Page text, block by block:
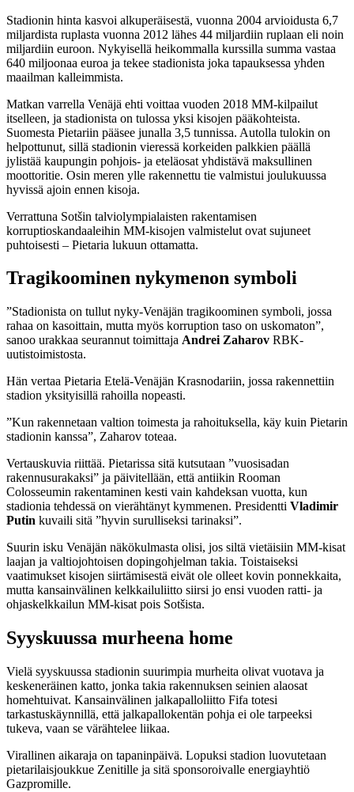
Stadionin hinta kasvoi alkuperäisestä, vuonna 2004 arvioidusta 6,7
miljardista ruplasta vuonna 2012 lähes 44 miljardiin ruplaan eli noin
miljardiin euroon. Nykyisellä heikommalla kurssilla summa vastaa
640 miljoonaa euroa ja tekee stadionista joka tapauksessa yhden
maailman kalleimmista.
Matkan varrella Venäjä ehti voittaa vuoden 2018 MM-kilpailut
itselleen, ja stadionista on tulossa yksi kisojen pääkohteista.
Suomesta Pietariin pääsee junalla 3,5 tunnissa. Autolla tulokin on
helpottunut, sillä stadionin vieressä korkeiden palkkien päällä
jylistää kaupungin pohjois- ja eteläosat yhdistävä maksullinen
moottoritie. Osin meren ylle rakennettu tie valmistui joulukuussa
hyvissä ajoin ennen kisoja.
Verrattuna Sotšin talviolympialaisten rakentamisen
korruptioskandaaleihin MM-kisojen valmistelut ovat sujuneet
puhtoisesti – Pietaria lukuun ottamatta.
Tragikoominen nykymenon symboli
”Stadionista on tullut nyky-Venäjän tragikoominen symboli, jossa
rahaa on kasoittain, mutta myös korruption taso on uskomaton”,
sanoo urakkaa seurannut toimittaja Andrei Zaharov RBK-
uutistoimistosta.
Hän vertaa Pietaria Etelä-Venäjän Krasnodariin, jossa rakennettiin
stadion yksityisillä rahoilla nopeasti.
”Kun rakennetaan valtion toimesta ja rahoituksella, käy kuin Pietarin
stadionin kanssa”, Zaharov toteaa.
Vertauskuvia riittää. Pietarissa sitä kutsutaan ”vuosisadan
rakennusurakaksi” ja päivitellään, että antiikin Rooman
Colosseumin rakentaminen kesti vain kahdeksan vuotta, kun
stadionia tehdessä on vierähtänyt kymmenen. Presidentti Vladimir
Putin kuvaili sitä ”hyvin surulliseksi tarinaksi”.
Suurin isku Venäjän näkökulmasta olisi, jos siltä vietäisiin MM-kisat
laajan ja valtiojohtoisen dopingohjelman takia. Toistaiseksi
vaatimukset kisojen siirtämisestä eivät ole olleet kovin ponnekkaita,
mutta kansainvälinen kelkkailuliitto siirsi jo ensi vuoden ratti- ja
ohjaskelkkailun MM-kisat pois Sotšista.
Syyskuussa murheena home
Vielä syyskuussa stadionin suurimpia murheita olivat vuotava ja
keskeneräinen katto, jonka takia rakennuksen seinien alaosat
homehtuivat. Kansainvälinen jalkapalloliitto Fifa totesi
tarkastuskäynnillä, että jalkapallokentän pohja ei ole tarpeeksi
tukeva, vaan se värähtelee liikaa.
Virallinen aikaraja on tapaninpäivä. Lopuksi stadion luovutetaan
pietarilaisjoukkue Zenitille ja sitä sponsoroivalle energiayhtiö
Gazpromille.